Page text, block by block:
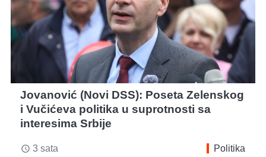
Jovanović (Novi DSS): Poseta Zelenskog
i Vučićeva politika u suprotnosti sa
interesima Srbije
access_time 3 sata Politika